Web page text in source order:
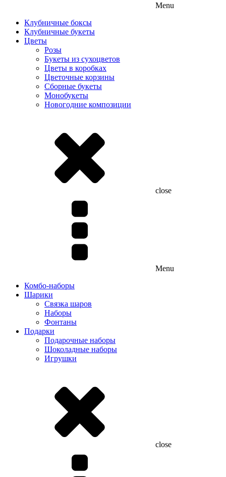
Menu
Клубничные боксы
Клубничные букеты
Цветы
Розы
Букеты из сухоцветов
Цветы в коробках
Цветочные корзины
Сборные букеты
Монобукеты
Новогодние композиции
close
Menu
Комбо-наборы
Шарики
Связка шаров
Наборы
Фонтаны
Подарки
Подарочные наборы
Шоколадные наборы
Игрушки
close